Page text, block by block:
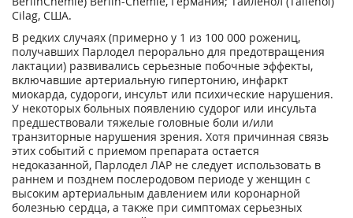
Cilag, США.
В редких случаях (примерно у 1 из 100 000 рожениц,
получавших Парлодел перорально для предотвращения
лактации) развивались серьезные побочные эффекты,
включавшие артериальную гипертонию, инфаркт
миокарда, судороги, инсульт или психические нарушения.
У некоторых больных появлению судорог или инсульта
предшествовали тяжелые головные боли и/или
транзиторные нарушения зрения. Хотя причинная связь
этих событий с приемом препарата остается
недоказанной, Парлодел ЛАР не следует использовать в
раннем и позднем послеродовом периоде у женщин с
высоким артериальным давлением или коронарной
болезнью сердца, а также при симптомах серьезных